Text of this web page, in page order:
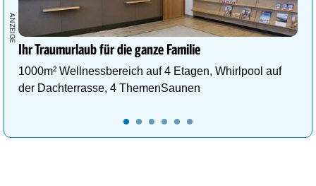
Ihr Traumurlaub für die ganze Familie
1000m² Wellnessbereich auf 4 Etagen, Whirlpool auf
der Dachterrasse, 4 ThemenSaunen